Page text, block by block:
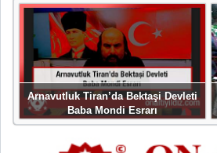
Arnavutluk Tiran’da Bektaşi Devleti
Baba Mondi Esrarı